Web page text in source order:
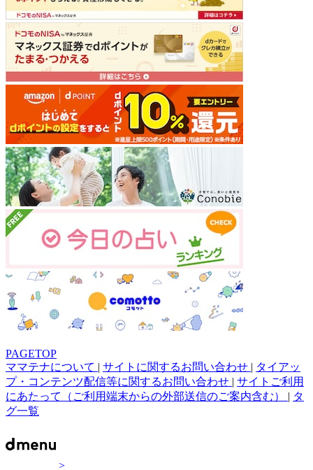
PAGETOP
ママテナについて | サイトに関するお問い合わせ | タイアッ
プ・コンテンツ配信等に関するお問い合わせ | サイトご利用
にあたって（ご利用端末からの外部送信のご案内含む） | タ
グ一覧
>